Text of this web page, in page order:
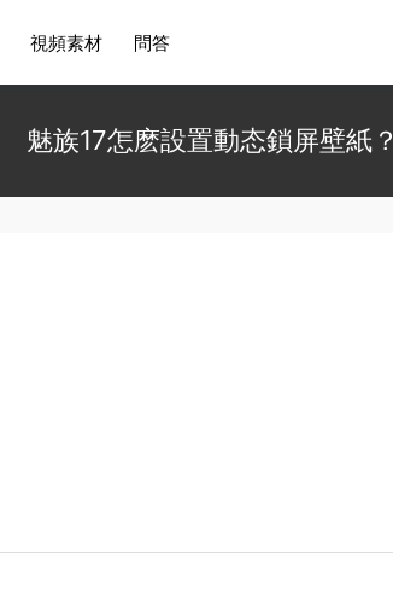
視頻素材 問答
魅族17怎麽設置動态鎖屏壁紙？